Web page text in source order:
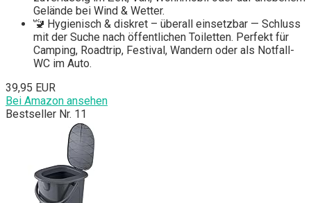
Gelände bei Wind & Wetter.
🚾 Hygienisch & diskret – überall einsetzbar — Schluss
mit der Suche nach öffentlichen Toiletten. Perfekt für
Camping, Roadtrip, Festival, Wandern oder als Notfall-
WC im Auto.
39,95 EUR
Bei Amazon ansehen
Bestseller Nr. 11